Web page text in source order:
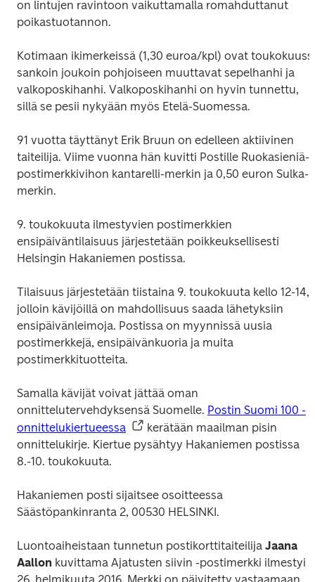
on lintujen ravintoon vaikuttamalla romahduttanut
poikastuotannon.
Kotimaan ikimerkeissä (1,30 euroa/kpl) ovat
sankoin joukoin pohjoiseen muuttavat sepelhanhi ja
valkoposkihanhi. Valkoposkihanhi on hyvin tunnettu,
sillä se pesii nykyään myös Etelä-Suomessa.
91 vuotta täyttänyt Erik Bruun on edelleen aktiivinen
taiteilija. Viime vuonna hän kuvitti Postille Ruokasieniä-
postimerkkivihon kantarelli-merkin ja 0,50 euron Sulka-
merkin.
9. toukokuuta ilmestyvien postimerkkien
ensipäiväntilaisuus järjestetään poikkeuksellisesti
Helsingin Hakaniemen postissa.
Tilaisuus järjestetään tiistaina 9. toukokuuta kello 12-14,
jolloin kävijöillä on mahdollisuus saada lähetyksiin
ensipäivänleimoja. Postissa on myynnissä uusia
postimerkkejä, ensipäivänkuoria ja muita
postimerkkituotteita.
Samalla kävijät voivat jättää oman
onnittelutervehdyksensä Suomelle. Postin Suomi 100 -
onnittelukiertueessa
kerätään maailman pisin
onnittelukirje. Kiertue pysähtyy Hakaniemen postissa
8.-10. toukokuuta.
Hakaniemen posti sijaitsee osoitteessa
Säästöpankinranta 2, 00530 HELSINKI.
Luontoaiheistaan tunnetun postikorttitaiteilija Jaana
Aallon kuvittama Ajatusten siivin -postimerkki ilmestyi
26. helmikuuta 2016. Merkki on päivitetty vastaamaan